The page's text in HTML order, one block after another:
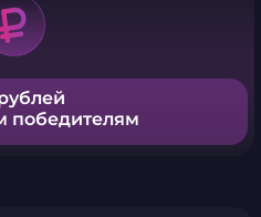
победителям